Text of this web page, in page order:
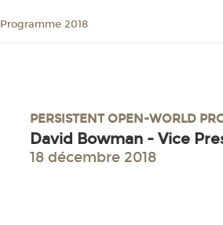
Programme 2018
PERSISTENT OPEN-WORLD
David Bowman - Vice
18 décembre 2018